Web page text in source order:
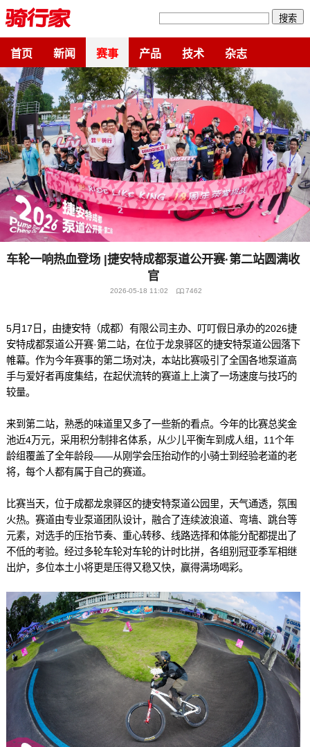
搜索
首页 新闻 赛事 产品 技术 杂志
车轮一响热血登场 |捷安特成都泵道公开赛·第二站圆满收
官
2026-05-18 11:02 7462
5月17日，由捷安特（成都）有限公司主办、叮叮假日承办的2026捷
安特成都泵道公开赛·第二站，在位于龙泉驿区的捷安特泵道公园落下
帷幕。作为今年赛事的第二场对决，本站比赛吸引了全国各地泵道高
手与爱好者再度集结，在起伏流转的赛道上上演了一场速度与技巧的
较量。
来到第二站，熟悉的味道里又多了一些新的看点。今年的比赛总奖金
池近4万元，采用积分制排名体系，从少儿平衡车到成人组，11个年
龄组覆盖了全年龄段——从刚学会压抬动作的小骑士到经验老道的老
将，每个人都有属于自己的赛道。
比赛当天，位于成都龙泉驿区的捷安特泵道公园里，天气通透，氛围
火热。赛道由专业泵道团队设计，融合了连续波浪道、弯墙、跳台等
元素，对选手的压抬节奏、重心转移、线路选择和体能分配都提出了
不低的考验。经过多轮车轮对车轮的计时比拼，各组别冠亚季军相继
出炉，多位本土小将更是压得又稳又快，赢得满场喝彩。